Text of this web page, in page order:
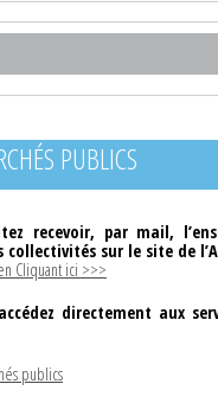
PUBLICS
recevoir, par mail,
collectivités sur le site de
Cliquant ici >>>
directement aux
publics